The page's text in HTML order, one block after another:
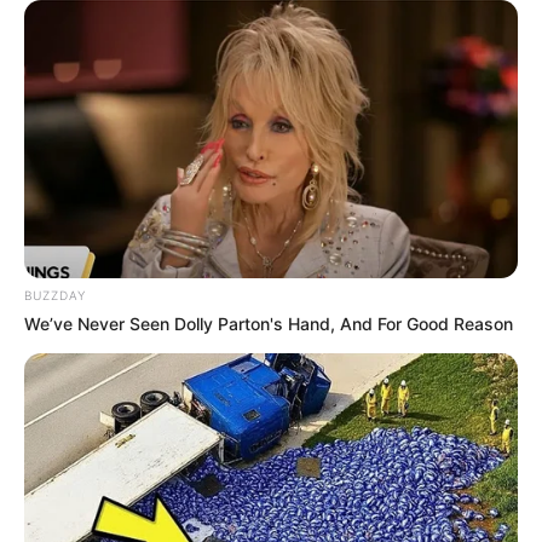
Veja também:
BUZZDAY
We’ve Never Seen Dolly Parton's Hand, And For Good Reason